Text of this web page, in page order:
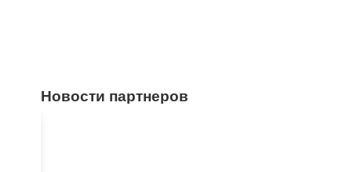
Новости партнеров